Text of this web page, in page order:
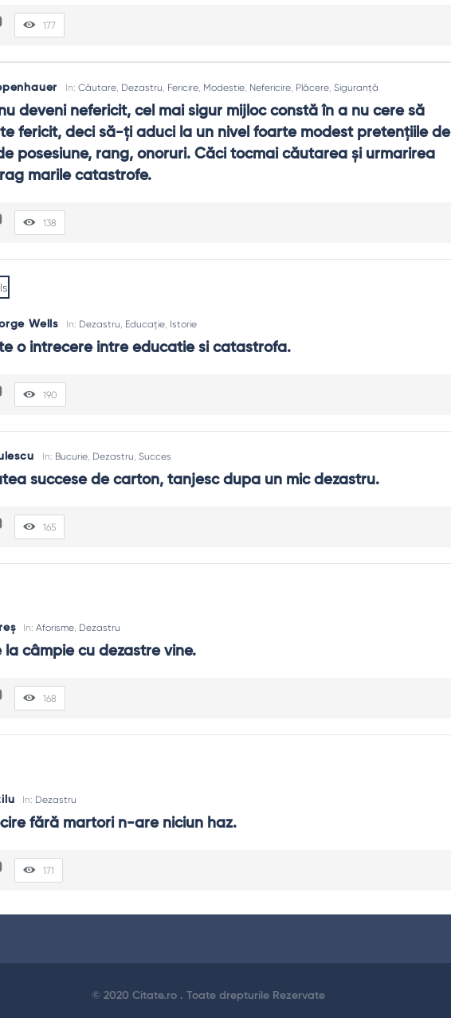
177
In:Căutare, Dezastru, Fericire, Modestie, Nefericire, Plăcere,Siguranță
deveni nefericit, cel mai sigur mijloc constă în a nu cere să
fericit, deci să-ţi aduci la un nivel foarte modest pretenţiile de
posesiune, rang, onoruri. Căci tocmai căutarea şi urmarirea
marile catastrofe.
138
Wells In: Dezastru Educație Istorie
o intrecere intre educatie si catastrofa.
190
In: Bucurie, Dezastru Succes
succese de carton, tanjesc dupa un mic dezastru.
165
In:Aforisme, Dezastru
la câmpie cu dezastre vine.
168
In: Dezastru
fără martori n-are niciun haz.
171
© 2020 Citate.ro . Toate drepturile Rezervate